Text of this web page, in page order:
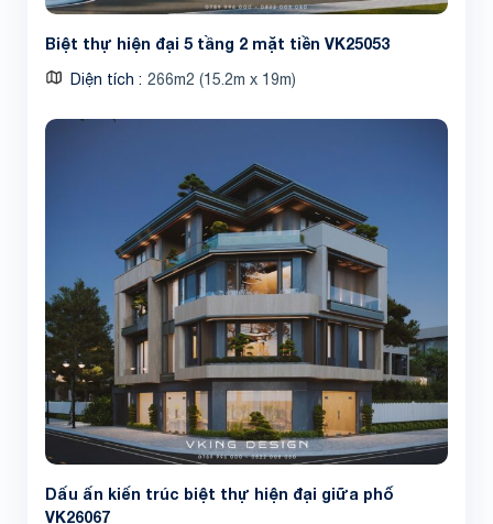
Biệt thự hiện đại 5 tầng 2 mặt tiền VK25053
Diện tích 266m2 (15.2m x 19m)
Dấu ấn kiến trúc biệt thự hiện đại giữa phố
VK26067